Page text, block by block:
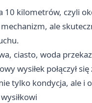
10 kilometrów, czyli
ale
ciasto, woda
wysiłek połączył
tylko kondycja, ale i